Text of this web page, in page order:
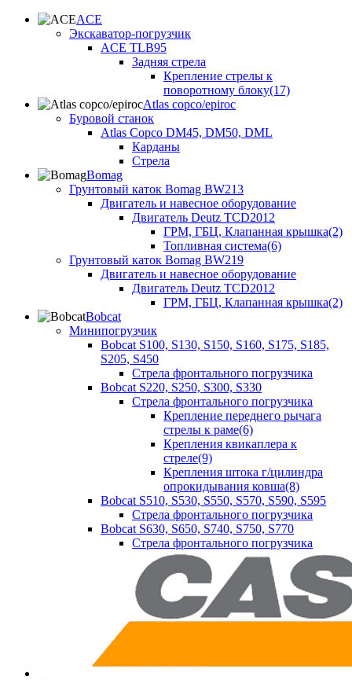
ACE
Экскаватор-погрузчик
ACE TLB95
Задняя стрела
Крепление стрелы к
поворотному блоку(17)
Atlas copco/epiroc
Буровой станок
Atlas Copco DM45, DM50, DML
Карданы
Стрела
Bomag
Грунтовый каток Bomag BW213
Двигатель и навесное оборудование
Двигатель Deutz TCD2012
ГРМ, ГБЦ, Клапанная крышка(2)
Топливная система(6)
Грунтовый каток Bomag BW219
Двигатель и навесное оборудование
Двигатель Deutz TCD2012
ГРМ, ГБЦ, Клапанная крышка(2)
Bobcat
Минипогрузчик
Bobcat S100, S130, S150, S160, S175, S185,
S205, S450
Стрела фронтального погрузчика
Bobcat S220, S250, S300, S330
Стрела фронтального погрузчика
Крепление переднего рычага
стрелы к раме(6)
Крепления квикаплера к
стреле(9)
Крепления штока г/цилиндра
опрокидывания ковша(8)
Bobcat S510, S530, S550, S570, S590, S595
Стрела фронтального погрузчика
Bobcat S630, S650, S740, S750, S770
Стрела фронтального погрузчика